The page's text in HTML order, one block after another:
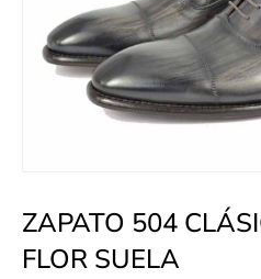
ZAPATO 504
FLOR SUELA